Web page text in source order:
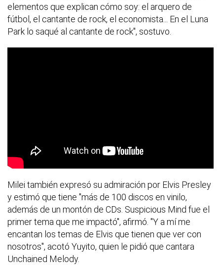
elementos que explican cómo soy: el arquero de
fútbol, el cantante de rock, el economista... En el Luna
Park lo saqué al cantante de rock", sostuvo.
Milei también expresó su admiración por Elvis Presley
y estimó que tiene "más de 100 discos en vinilo,
además de un montón de CDs. Suspicious Mind fue el
primer tema que me impactó", afirmó. "Y a mí me
encantan los temas de Elvis que tienen que ver con
nosotros", acotó Yuyito, quien le pidió que cantara
Unchained Melody.